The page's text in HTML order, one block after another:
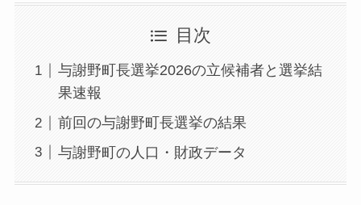
目次
与謝野町長選挙2026の立候補者と選挙結
果速報
前回の与謝野町長選挙の結果
与謝野町の人口・財政データ